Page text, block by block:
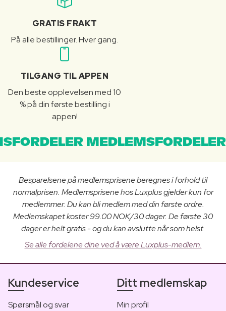
GRATIS FRAKT
På alle bestillinger. Hver gang.
TILGANG TIL APPEN
Den beste opplevelsen med 10
% på din første bestilling i
appen!
Besparelsene på medlemsprisene beregnes i forhold til
normalprisen. Medlemsprisene hos Luxplus gjelder kun for
medlemmer. Du kan bli medlem med din første ordre.
Medlemskapet koster 99.00 NOK/30 dager. De første 30
dager er helt gratis - og du kan avslutte når som helst.
Se alle fordelene dine ved å være Luxplus-medlem.
Kundeservice
Spørsmål og svar
Ditt medlemskap
Min profil